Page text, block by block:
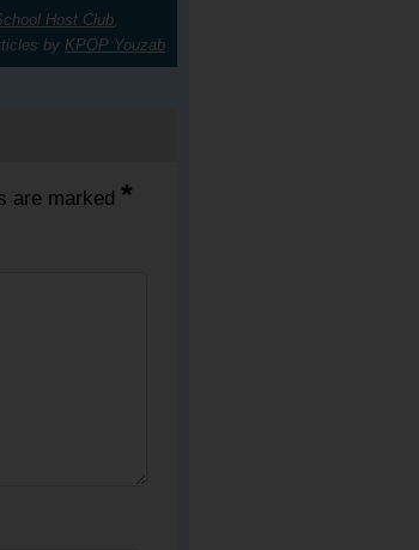
Host Club
by KPOP Youzab
are marked *